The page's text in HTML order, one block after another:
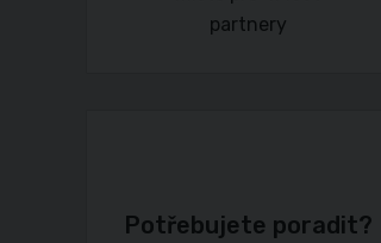
Potřebujete poradit?